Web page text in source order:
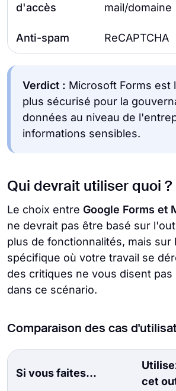
d'accès
mail/domaine
Anti-spam ReCAPTCHA
Verdict : Microsoft Forms est
plus sécurisé pour la
données au niveau de
informations sensibles.
Qui devrait utiliser quoi ?
Le choix entre Google Forms et
ne devrait pas être basé sur
plus de fonctionnalités, mais
spécifique où votre travail se
des critiques ne vous disent pas
dans ce scénario.
Comparaison des cas
Si vous faites...
cet